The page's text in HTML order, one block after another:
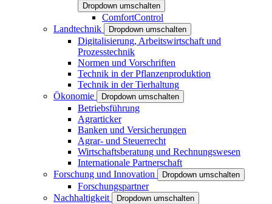
Dropdown umschalten
ComfortControl
Landtechnik
Dropdown umschalten
Digitalisierung, Arbeitswirtschaft und
Prozesstechnik
Normen und Vorschriften
Technik in der Pflanzenproduktion
Technik in der Tierhaltung
Ökonomie
Dropdown umschalten
Betriebsführung
Agrarticker
Banken und Versicherungen
Agrar- und Steuerrecht
Wirtschaftsberatung und Rechnungswesen
Internationale Partnerschaft
Forschung und Innovation
Dropdown umschalten
Forschungspartner
Nachhaltigkeit
Dropdown umschalten